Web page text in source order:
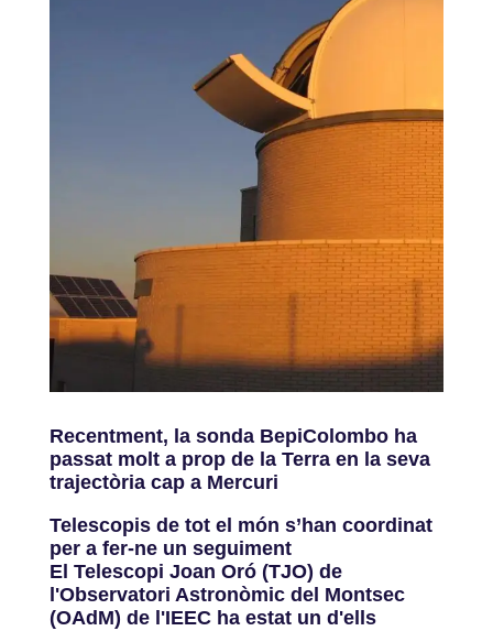
Recentment, la sonda BepiColombo ha
passat molt a prop de la Terra en la seva
trajectòria cap a Mercuri
Telescopis de tot el món s’han coordinat
per a fer-ne un seguiment
El Telescopi Joan Oró (TJO) de
l'Observatori Astronòmic del Montsec
(OAdM) de l'IEEC ha estat un d'ells